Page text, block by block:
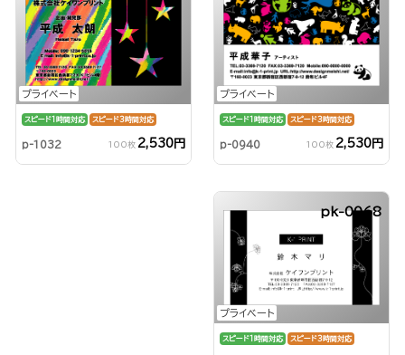
プライベート
スピード1時間対応 スピード3時間対応
p-1032 100枚 2,530円
プライベート
スピード1時間対応 スピード3時間対応
p-0940 100枚 2,530円
プライベート
pk-0068
スピード1時間対応 スピード3時間対応